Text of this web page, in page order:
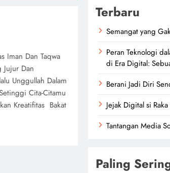
Iman Dan Taqwa
Jujur Dan
Unggullah Dalam
Cita-Citamu
Kreatifitas Bakat
Terbaru
Semangat yang
Peran Teknologi
di Era Digital:
Berani Jadi Diri
Jejak Digital si Raka
Tantangan Media
Paling